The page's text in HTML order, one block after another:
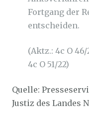
Fortgang der
entscheiden.
(Aktz.: 4c O 46/
4c O 51/22)
Quelle:
Justiz des Landes